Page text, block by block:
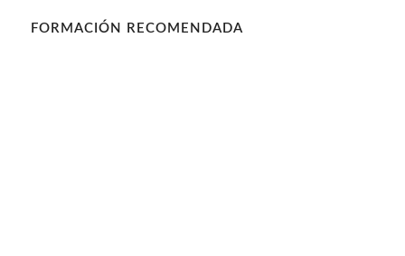
FORMACIÓN RECOMENDADA